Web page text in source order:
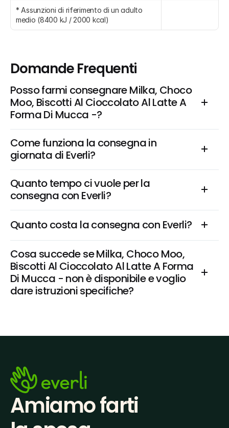
* Assunzioni di riferimento di un adulto
medio (8400 kJ / 2000 kcal)
Domande Frequenti
Posso farmi consegnare Milka, Choco
Moo, Biscotti Al Cioccolato Al Latte A
Forma Di Mucca -?
Come funziona la consegna in
giornata di Everli?
Quanto tempo ci vuole per la
consegna con Everli?
Quanto costa la consegna con Everli?
Cosa succede se Milka, Choco Moo,
Biscotti Al Cioccolato Al Latte A Forma
Di Mucca - non è disponibile e voglio
dare istruzioni specifiche?
Amiamo farti